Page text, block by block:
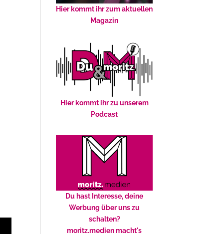
Hier kommt ihr zum aktuellen
Magazin
Hier kommt ihr zu unserem
Podcast
Du hast Interesse, deine
Werbung über uns zu
schalten?
moritz.medien macht's